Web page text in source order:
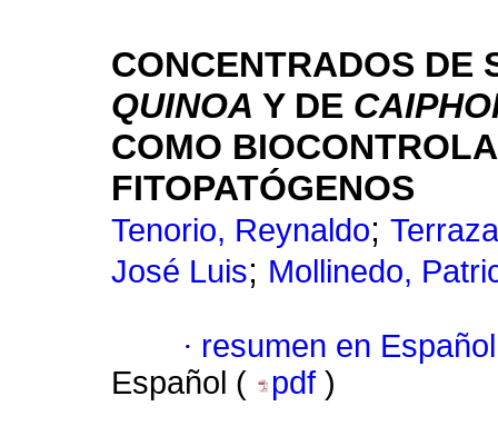
CONCENTRADOS DE
QUINOA Y DE
COMO
FITOPATÓGENOS
Tenorio, Reynaldo;
José Luis; Mollinedo,
· resumen en Español
Español (
pdf )